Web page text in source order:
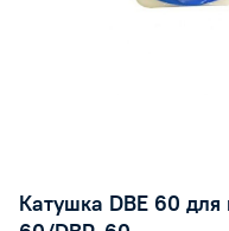
Катушка DBE 60